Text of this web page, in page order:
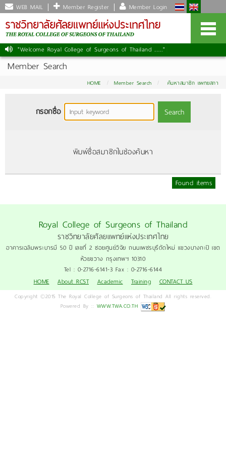
WEB MAIL Member Register Member Login
"Welcome Royal College of Surgeons of Thailand ......."
Member Search
HOME Member Search ค้นหาสมาชิก แพทยสภา
กรอกชื่อ Search
พิมพ์ชื่อสมาชิกในช่องค้นหา
Found items
Royal College of Surgeons of Thailand
ราชวิทยาลัยศัลยแพทย์แห่งประเทศไทย
อาคารเฉลิมพระบารมี 50 ปี เลขที่ 2 ซอยศูนย์วิจัย ถนนเพชรบุรีตัดใหม่ แขวงบางกะปิ เขต
ห้วยขวาง กรุงเทพฯ 10310
Tel : 0-2716-6141-3 Fax : 0-2716-6144
HOME
About RCST Academic Training CONTACT US
Copyright ©2015 The Royal College of Surgeons of Thailand All rights reserved.
Powered By :: WWW.TWA.CO.TH